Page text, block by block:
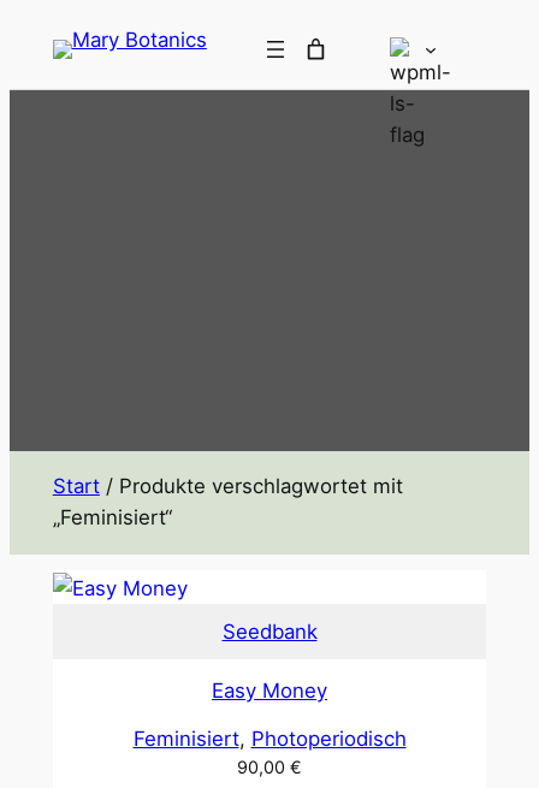
Start/ Produkte verschlagwortet mit
„Feminisiert“
Seedbank
Easy Money
Feminisiert, Photoperiodisch
90,00 €